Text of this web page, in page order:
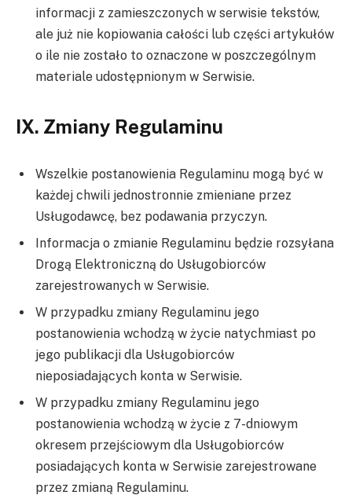
informacji z zamieszczonych w serwisie tekstów,
ale już nie kopiowania całości lub części artykułów
o ile nie zostało to oznaczone w poszczególnym
materiale udostępnionym w Serwisie.
IX. Zmiany Regulaminu
Wszelkie postanowienia Regulaminu mogą być w
każdej chwili jednostronnie zmieniane przez
Usługodawcę, bez podawania przyczyn.
Informacja o zmianie Regulaminu będzie rozsyłana
Drogą Elektroniczną do Usługobiorców
zarejestrowanych w Serwisie.
W przypadku zmiany Regulaminu jego
postanowienia wchodzą w życie natychmiast po
jego publikacji dla Usługobiorców
nieposiadających konta w Serwisie.
W przypadku zmiany Regulaminu jego
postanowienia wchodzą w życie z 7-dniowym
okresem przejściowym dla Usługobiorców
posiadających konta w Serwisie zarejestrowane
przez zmianą Regulaminu.